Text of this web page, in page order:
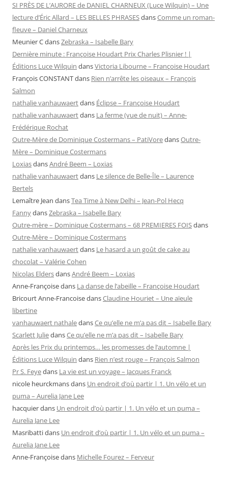
SI PRÈS DE L’AURORE de DANIEL CHARNEUX (Luce Wilquin) – Une
lecture d’Éric Allard – LES BELLES PHRASESdansComme un roman-
fleuve – Daniel Charneux
Meunier CdansZebraska – Isabelle Bary
Dernière minute : Françoise Houdart Prix Charles Plisnier ! |
Éditions Luce Wilquin dansVictoria Libourne – Françoise Houdart
François CONSTANTdans Rien n’arrête les oiseaux – François
Salmon
nathalie vanhauwaertdans Éclipse – Françoise Houdart
nathalie vanhauwaertdans La ferme (vue de nuit) – Anne-
Frédérique Rochat
Outre-Mère de Dominique Costermans – PatiVoredansOutre-
Mère – Dominique Costermans
LoxiasdansAndré Beem – Loxias
nathalie vanhauwaertdans Le silence de Belle-Île – Laurence
Bertels
Lemaître Jean dansTea Time à New Delhi – Jean-Pol Hecq
FannydansZebraska – Isabelle Bary
Outre-mère – Dominique Costermans – 68 PREMIERES FOISdans
Outre-Mère – Dominique Costermans
nathalie vanhauwaertdans Le hasard a un goût de cake au
chocolat – Valérie Cohen
Nicolas EldersdansAndré Beem – Loxias
Anne-Françoisedans La danse de l’abeille – Françoise Houdart
Bricourt Anne-FrancoisedansClaudine Houriet – Une aïeule
libertine
vanhauwaert nathaledansCe qu’elle ne m’a pas dit – Isabelle Bary
Scarlett JuliedansCe qu’elle ne m’a pas dit – Isabelle Bary
Après les Prix du printemps… les promesses de l’automne |
Éditions Luce Wilquin dans Rien n’est rouge – François Salmon
Pr S. Feyedans La vie est un voyage – Jacques Franck
nicole heurckmansdans Un endroit d’où partir | 1. Un vélo et un
puma – Aurelia Jane Lee
hacquierdans Un endroit d’où partir | 1. Un vélo et un puma –
Aurelia Jane Lee
Masribattidans Un endroit d’où partir | 1. Un vélo et un puma –
Aurelia Jane Lee
Anne-Françoisedans Michelle Fourez – Ferveur